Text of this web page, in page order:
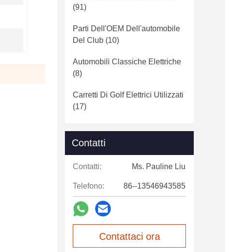
(91)
Parti Dell'OEM Dell'automobile
Del Club (10)
Automobili Classiche Elettriche
(8)
Carretti Di Golf Elettrici Utilizzati
(17)
Contatti
Contatti: Ms. Pauline Liu
Telefono: 86--13546943585
Contattaci ora